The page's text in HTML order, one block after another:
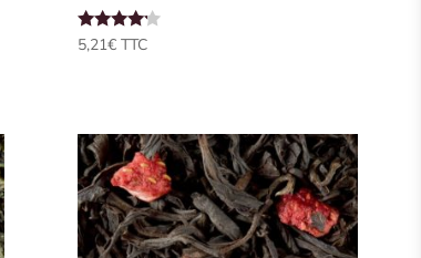
Note
4.00
5,21€ TTC